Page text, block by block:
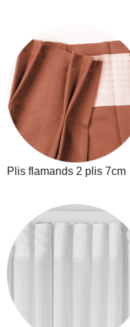
Plis flamands 2 plis 7cm